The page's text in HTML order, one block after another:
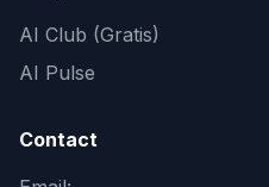
AI Club (Gratis)
AI Pulse
Contact